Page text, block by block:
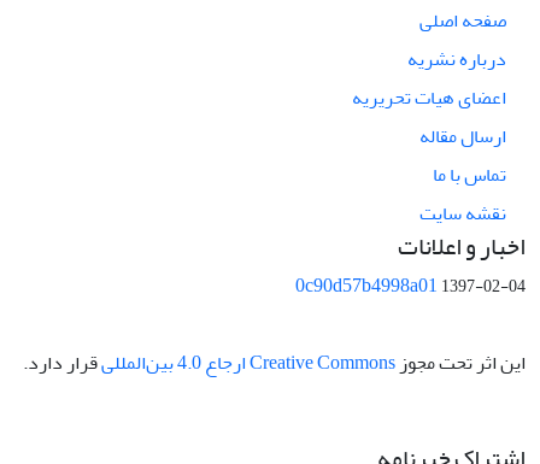
صفحه اصلی
درباره نشریه
اعضای هیات تحریریه
ارسال مقاله
تماس با ما
نقشه سایت
اخبار و اعلانات
0c90d57b4998a011397-02-04
این اثر تحت مجوز Creative Commons ارجاع 4.0 بین‌المللی قرار دارد.